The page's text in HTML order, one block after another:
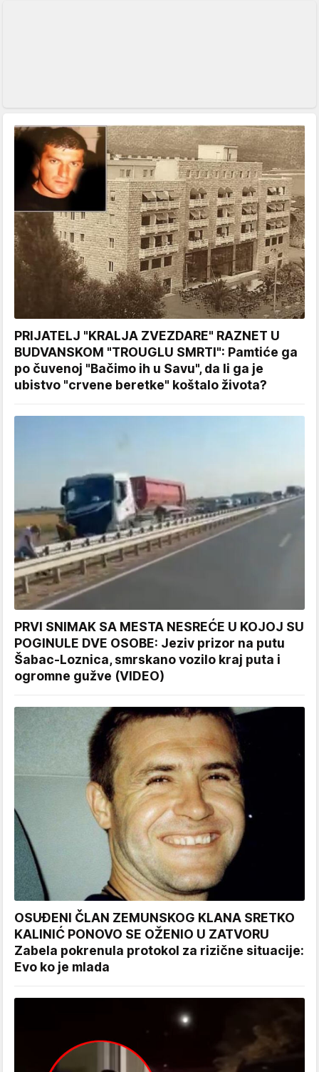
PRIJATELJ "KRALJA ZVEZDARE" RAZNET U
BUDVANSKOM "TROUGLU SMRTI": Pamtiće ga
po čuvenoj "Bačimo ih u Savu", da li ga je
ubistvo "crvene beretke" koštalo života?
PRVI SNIMAK SA MESTA NESREĆE U KOJOJ SU
POGINULE DVE OSOBE: Jeziv prizor na putu
Šabac-Loznica, smrskano vozilo kraj puta i
ogromne gužve (VIDEO)
OSUĐENI ČLAN ZEMUNSKOG KLANA SRETKO
KALINIĆ PONOVO SE OŽENIO U ZATVORU
Zabela pokrenula protokol za rizične situacije:
Evo ko je mlada